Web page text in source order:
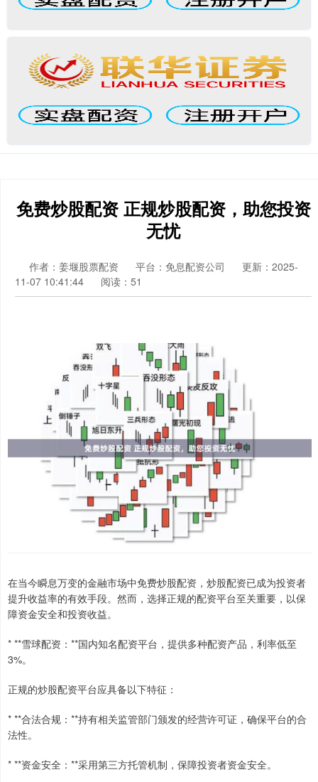
免费炒股配资 正规炒股配资，助您投资
无忧
作者：姜堰股票配资 平台：免息配资公司
更新：2025-
11-07 10:41:44
阅读：51
在当今瞬息万变的金融市场中免费炒股配资，炒股配资已成为投资者
提升收益率的有效手段。然而，选择正规的配资平台至关重要，以保
障资金安全和投资收益。
* **雪球配资：**国内知名配资平台，提供多种配资产品，利率低至
3%。
正规的炒股配资平台应具备以下特征：
* **合法合规：**持有相关监管部门颁发的经营许可证，确保平台的合
法性。
* **资金安全：**采用第三方托管机制，保障投资者资金安全。